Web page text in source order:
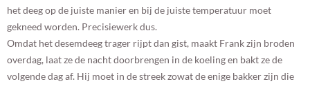
het deeg op de juiste manier en bij de juiste temperatuur moet
gekneed worden. Precisiewerk dus.
Omdat het desemdeeg trager rijpt dan gist, maakt Frank zijn broden
overdag, laat ze de nacht doorbrengen in de koeling en bakt ze de
volgende dag af. Hij moet in de streek zowat de enige bakker zijn die